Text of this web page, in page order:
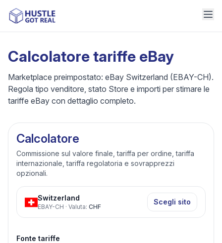
Calcolatore tariffe eBay
Marketplace preimpostato: eBay Switzerland (EBAY-CH).
Regola tipo venditore, stato Store e importi per stimare le
tariffe eBay con dettaglio completo.
Calcolatore
Commissione sul valore finale, tariffa per ordine, tariffa
internazionale, tariffa regolatoria e sovrapprezzi
opzionali.
Switzerland
EBAY-CH · Valuta: CHF
Scegli sito
Fonte tariffe